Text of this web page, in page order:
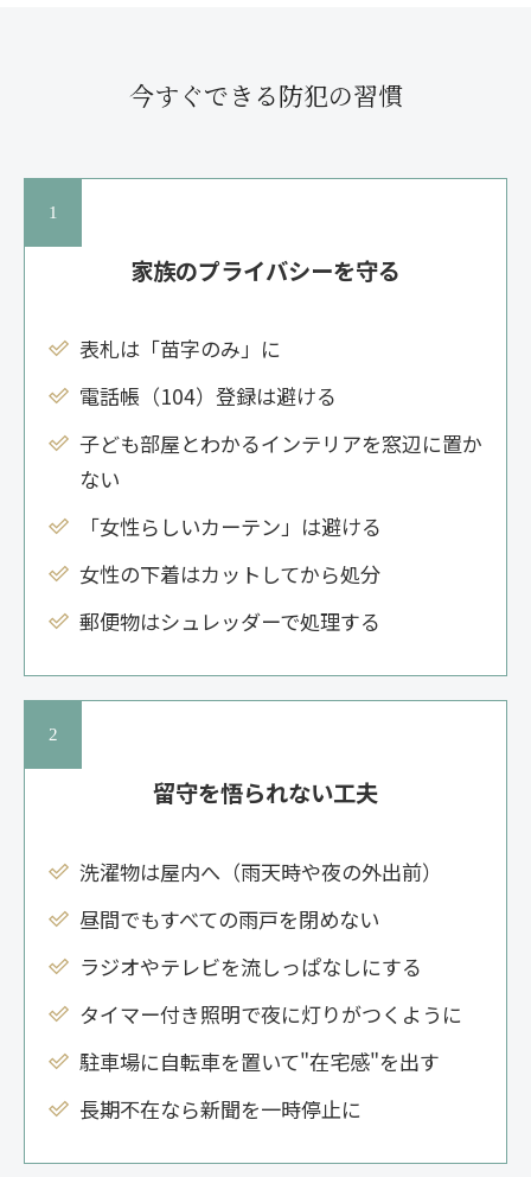
今すぐできる防犯の習慣
家族のプライバシーを守る
表札は「苗字のみ」に
電話帳（104）登録は避ける
子ども部屋とわかるインテリアを窓辺に置か
ない
「女性らしいカーテン」は避ける
女性の下着はカットしてから処分
郵便物はシュレッダーで処理する
留守を悟られない工夫
洗濯物は屋内へ（雨天時や夜の外出前）
昼間でもすべての雨戸を閉めない
ラジオやテレビを流しっぱなしにする
タイマー付き照明で夜に灯りがつくように
駐車場に自転車を置いて"在宅感"を出す
長期不在なら新聞を一時停止に